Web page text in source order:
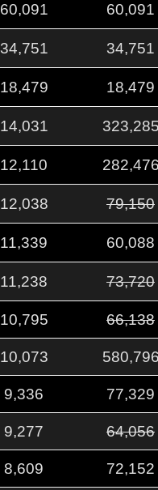
60,091 60,091
34,751 34,751
18,479 18,479
14,031 323,285
12,110 282,476
12,038 79,150
11,339 60,088
11,238 73,720
10,795 66,138
10,073 580,796
9,336 77,329
9,277 64,056
8,609 72,152